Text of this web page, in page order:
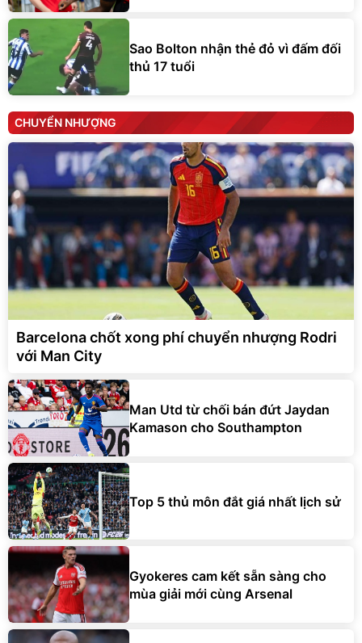
Sao Bolton nhận thẻ đỏ vì đấm đối
thủ 17 tuổi
CHUYỂN NHƯỢNG
Barcelona chốt xong phí chuyển nhượng Rodri
với Man City
Man Utd từ chối bán đứt Jaydan
Kamason cho Southampton
Top 5 thủ môn đắt giá nhất lịch sử
Gyokeres cam kết sẵn sàng cho
mùa giải mới cùng Arsenal